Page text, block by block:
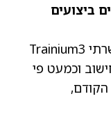
ביצועים
בין המאפיינים והיתרונות המרכזיים, שרתי Trainium3
ביצועי חישוב וכמעט פי
הקודם,